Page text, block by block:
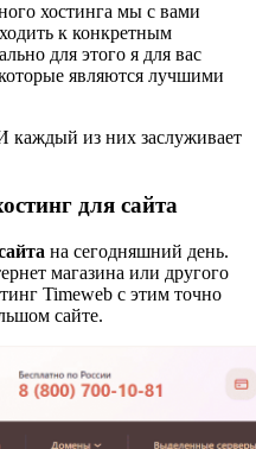
хостинга мы с вами
к конкретным
для этого я для вас
являются лучшими
каждый из них заслуживает
для сайта
на сегодняшний день.
магазина или другого
Timeweb с этим точно
сайте.